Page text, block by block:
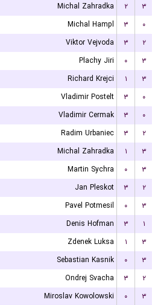
Michal Zahradka
۲ ۳
Michal Hampl
۳ ۰
Viktor Vejvoda
۳ ۲
Plachy Jiri
۰ ۳
Richard Krejci
۱ ۳
Vladimir Postelt
۳ ۰
Vladimir Cermak
۳ ۰
Radim Urbaniec
۳ ۲
Michal Zahradka
۱ ۳
Martin Sychra
۰ ۳
Jan Pleskot
۳ ۲
Pavel Potmesil
۰ ۳
Denis Hofman
۳ ۱
Zdenek Luksa
۱ ۳
Sebastian Kasnik
۰ ۳
Ondrej Svacha
۳ ۲
Miroslav Kowolowski
۰ ۳